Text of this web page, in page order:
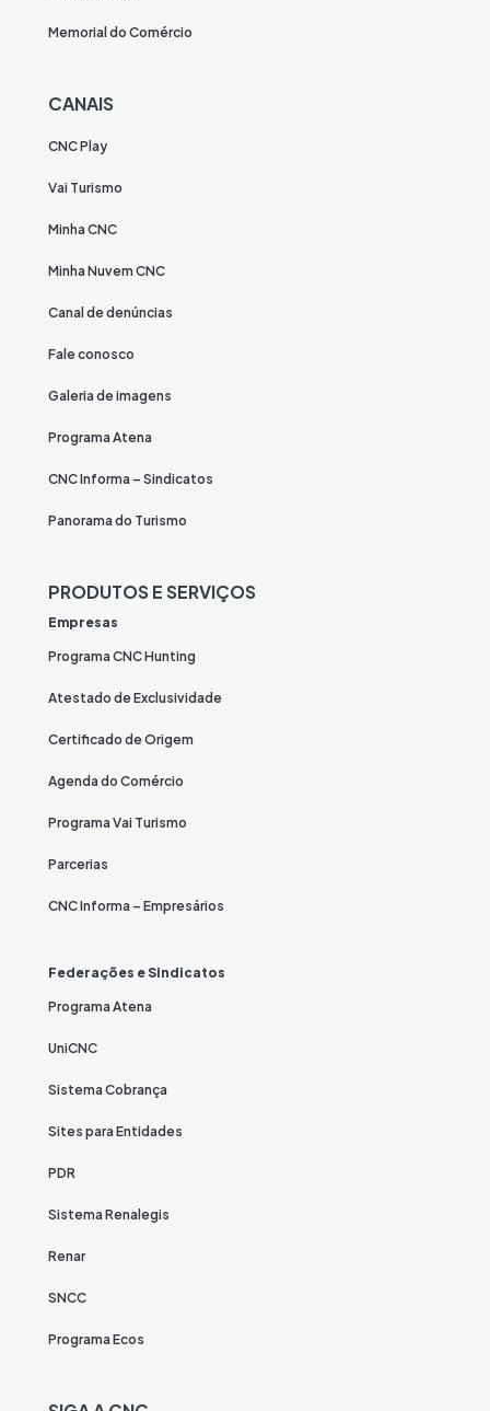
Memorial do Comércio
CANAIS
CNC Play
Vai Turismo
Minha CNC
Minha Nuvem CNC
Canal de denúncias
Fale conosco
Galeria de imagens
Programa Atena
CNC Informa – Sindicatos
Panorama do Turismo
PRODUTOS E SERVIÇOS
Empresas
Programa CNC Hunting
Atestado de Exclusividade
Certificado de Origem
Agenda do Comércio
Programa Vai Turismo
Parcerias
CNC Informa – Empresários
Federações e Sindicatos
Programa Atena
UniCNC
Sistema Cobrança
Sites para Entidades
PDR
Sistema Renalegis
Renar
SNCC
Programa Ecos